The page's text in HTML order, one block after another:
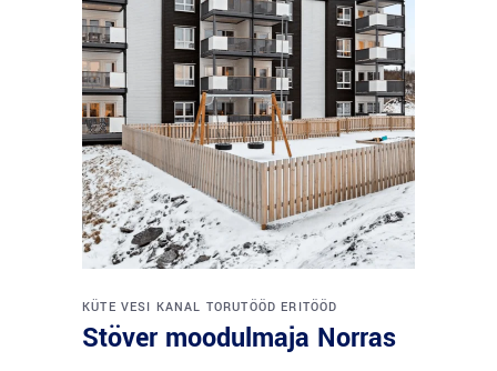
KÜTE VESI KANAL TORUTÖÖD ERITÖÖD
Stöver moodulmaja Norras